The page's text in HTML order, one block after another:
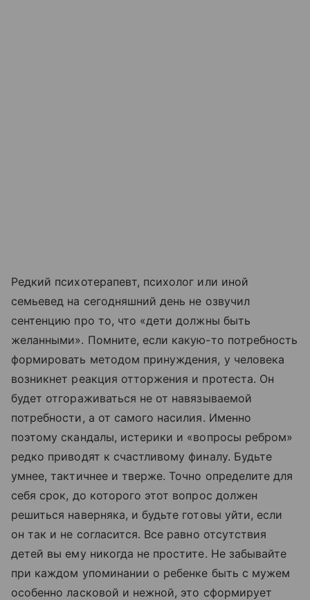
Редкий психотерапевт, психолог или иной
семьевед на сегодняшний день не озвучил
сентенцию про то, что «дети должны быть
желанными». Помните, если какую-то потребность
формировать методом принуждения, у человека
возникнет реакция отторжения и протеста. Он
будет отгораживаться не от навязываемой
потребности, а от самого насилия. Именно
поэтому скандалы, истерики и «вопросы ребром»
редко приводят к счастливому финалу. Будьте
умнее, тактичнее и тверже. Точно определите для
себя срок, до которого этот вопрос должен
решиться наверняка, и будьте готовы уйти, если
он так и не согласится. Все равно отсутствия
детей вы ему никогда не простите. Не забывайте
при каждом упоминании о ребенке быть с мужем
особенно ласковой и нежной, это сформирует